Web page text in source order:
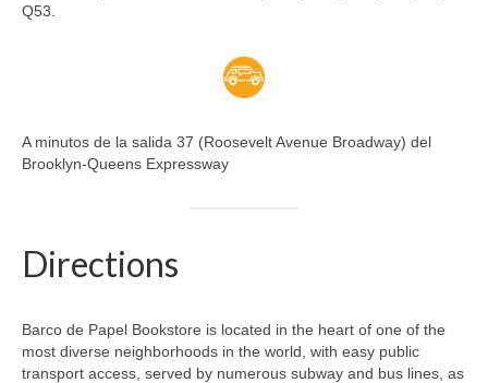
Q53.
A minutos de la salida 37 (Roosevelt Avenue Broadway) del
Brooklyn-Queens Expressway
Directions
Barco de Papel Bookstore is located in the heart of one of the
most diverse neighborhoods in the world, with easy public
transport access, served by numerous subway and bus lines, as